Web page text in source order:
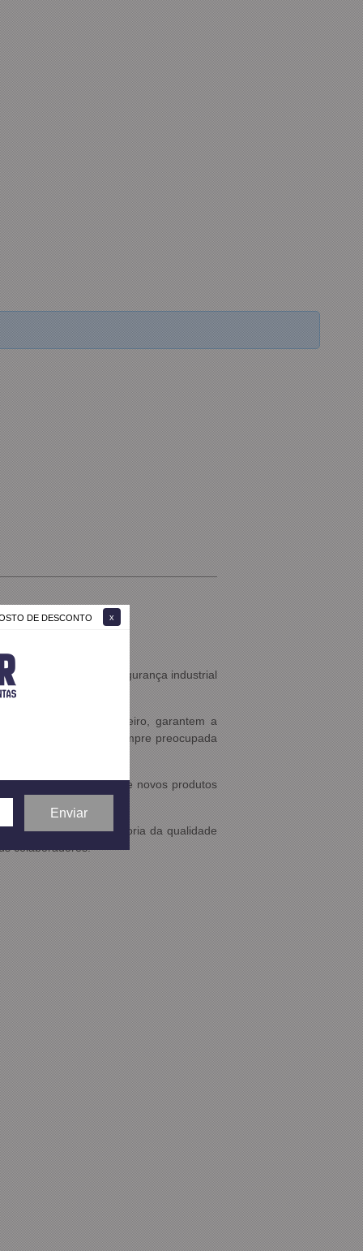
DE DESCONTO
nas áreas de solda, segurança industrial
do Rio de Janeiro, garantem a
linha de produção. Sempre preocupada
e desenvolvimento de novos produtos
constante com a melhoria da qualidade
colaboradores.